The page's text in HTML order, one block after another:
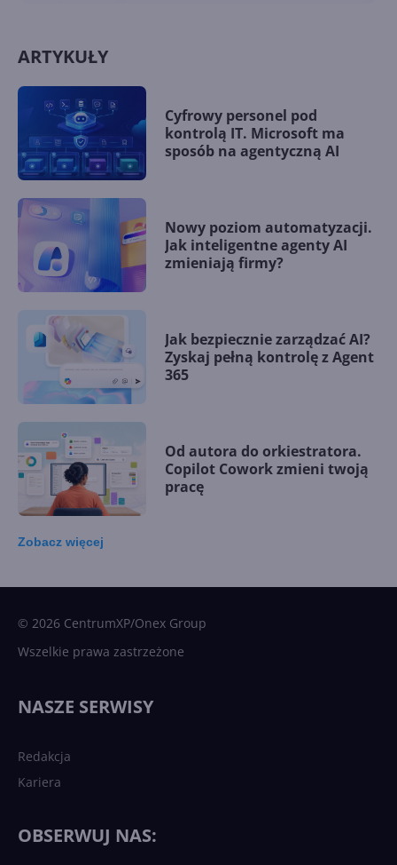
ARTYKUŁY
Cyfrowy personel pod
kontrolą IT. Microsoft ma
sposób na agentyczną AI
Nowy poziom automatyzacji.
Jak inteligentne agenty AI
zmieniają firmy?
Jak bezpiecznie zarządzać AI?
Zyskaj pełną kontrolę z Agent
365
Od autora do orkiestratora.
Copilot Cowork zmieni twoją
pracę
Zobacz więcej
© 2026 CentrumXP/Onex Group
Wszelkie prawa zastrzeżone
NASZE SERWISY
Redakcja
Kariera
OBSERWUJ NAS: